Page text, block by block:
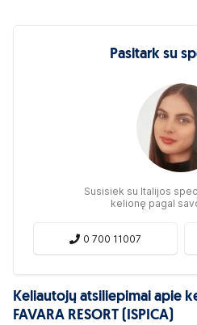
Pasitark su
Susisiek su Italijos
kelionę pagal
0 700 11007
Keliautojų atsiliepimai apie
FAVARA RESORT (ISPICA)